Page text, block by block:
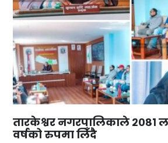
तारकेश्वर नगरपालिकाले २०८१
वर्षको रुपमा लिँदै